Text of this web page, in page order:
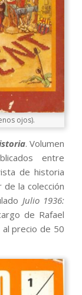
ojos).
. Volumen
entre
de historia
la colección
Julio 1936:
de Rafael
al precio de 50